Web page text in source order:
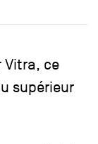
Vitra, ce
supérieur